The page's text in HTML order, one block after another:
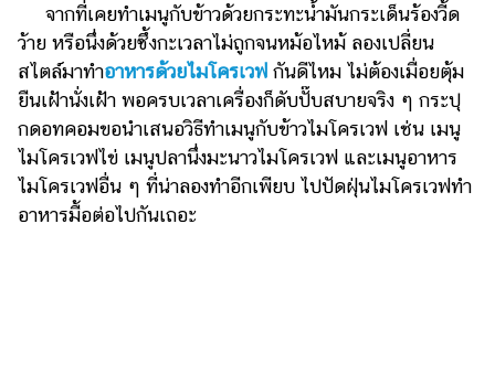
รถยนต์
บ้าน
และ
การ
ตกแต่ง
มือ
ถือ
จากที่เคยทำเมนูกับข้าวด้วยกระทะน้ำมันกระเด็นร้องวี้ด
ว้าย หรือนึ่งด้วยซึ้งกะเวลาไม่ถูกจนหม้อไหม้ ลองเปลี่ยน
สไตล์มาทำอาหารด้วยไมโครเวฟ กันดีไหม ไม่ต้องเมื่อยตุ้ม
ยืนเฝ้านั่งเฝ้า พอครบเวลาเครื่องก็ดับปั๊บสบายจริง ๆ กระปุ
กดอทคอมขอนำเสนอวิธีทำเมนูกับข้าวไมโครเวฟ เช่น เมนู
ไมโครเวฟไข่ เมนูปลานึ่งมะนาวไมโครเวฟ และเมนูอาหาร
ไมโครเวฟอื่น ๆ ที่น่าลองทำอีกเพียบ ไปปัดฝุ่นไมโครเวฟทำ
อาหารมื้อต่อไปกันเถอะ